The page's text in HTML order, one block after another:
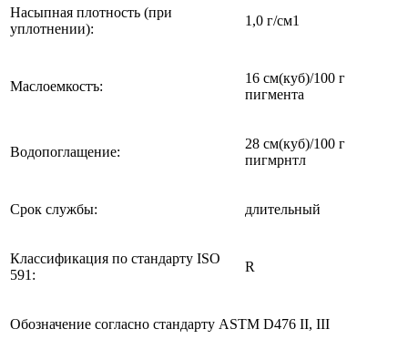
Насыпная плотность (при
уплотнении):
1,0 г/см1
Маслоемкостъ:
16 см(куб)/100 г
пигмента
Водопоглащение:
28 см(куб)/100 г
пигмрнтл
Срок службы: длительный
Классификация по стандарту ISO
591:
R
Обозначение согласно стандарту ASTM D476 II, III